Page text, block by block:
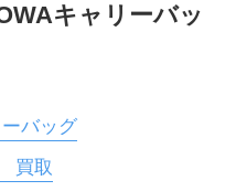
キャリーバッ
バッグ
買取